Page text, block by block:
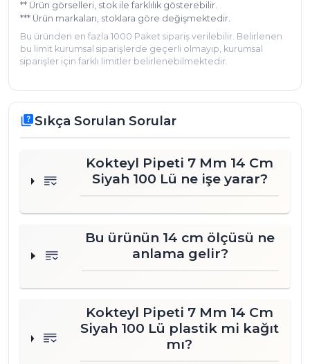
sunumlarınıza o aradığınız şık ve pratik
dokunuşu ekleyecektir. Kalitesi, ideal boyutu
ve göz alıcı siyah rengiyle kokteyl saatlerinizin
vazgeçilmezi olmaya aday!
deneyiminizi Mert Pazarlama kalitesiyle
taçlandırın!
** Ürün görselleri, stok ile farklılık gösterebilir.
*** Ürün markaları, stoklara göre değişmektedir.
Bu üründen en fazla 1000 Paket sipariş verilebilir. Belirlenen
bu limit kurumsal siparişlerde geçerli olmayıp, kurumsal
siparişler için farklı limitler belirlenebilmektedir.
quizSıkça Sorulan Sorular
Kokteyl Pipeti 7 Mm 14 Cm
Siyah 100 Lü ne işe yarar?
Bu ürünün 14 cm ölçüsü ne
anlama gelir?
Kokteyl Pipeti 7 Mm 14 Cm
Siyah 100 Lü plastik mi kağıt
mı?